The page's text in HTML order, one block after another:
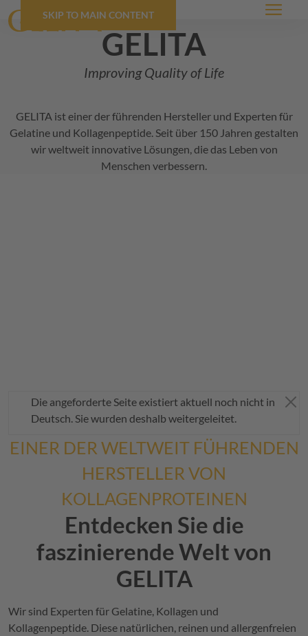
SKIP TO MAIN CONTENT Menü
GELITA
Improving Quality of Life
GELITA ist einer der führenden Hersteller und Experten für
Gelatine und Kollagenpeptide. Seit über 150 Jahren gestalten
wir weltweit innovative Lösungen, die das Leben von
Menschen verbessern.
Warnmeldung
Die angeforderte Seite existiert aktuell noch nicht in
Deutsch. Sie wurden deshalb weitergeleitet.
EINER DER WELTWEIT FÜHRENDEN
HERSTELLER VON
KOLLAGENPROTEINEN
Entdecken Sie die
faszinierende Welt von
GELITA
Wir sind Experten für Gelatine, Kollagen und
Kollagenpeptide. Diese natürlichen, reinen und allergenfreien